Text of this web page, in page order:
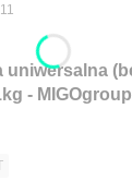
uniwersalna
glutaminianu sodu) 1kg - MIGOgroup
brutto